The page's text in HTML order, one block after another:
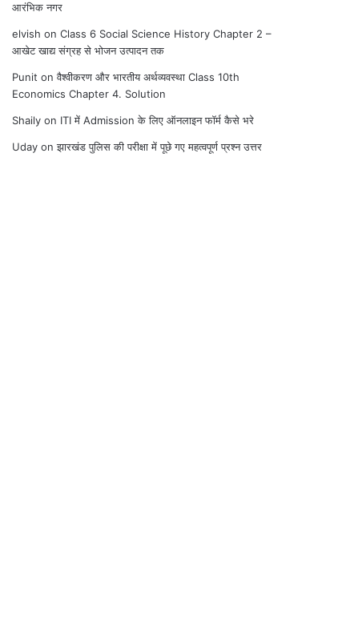
आरंभिक नगर
elvish onClass 6 Social Science History Chapter 2 –
आखेट खाद्य संग्रह से भोजन उत्पादन तक
Punit onवैश्वीकरण और भारतीय अर्थव्यवस्था Class 10th
Economics Chapter 4. Solution
Shaily on ITI में Admission के लिए ऑनलाइन फॉर्म कैसे भरे
Uday onझारखंड पुलिस की परीक्षा में पूछे गए महत्वपूर्ण प्रश्न उत्तर